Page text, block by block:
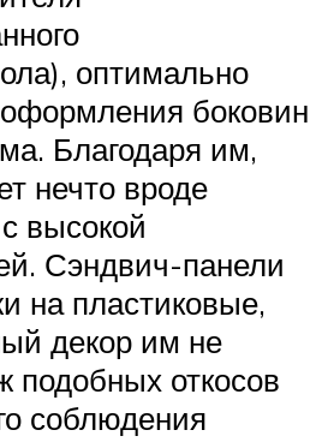
оптимально
боковин
Благодаря им,
нечто вроде
высокой
Сэндвич-панели
на пластиковые,
декор им не
подобных откосов
соблюдения